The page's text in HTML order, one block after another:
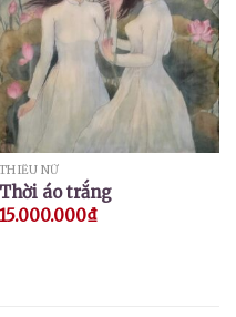
THIẾU NỮ
Thời áo trắng
15.000.000₫